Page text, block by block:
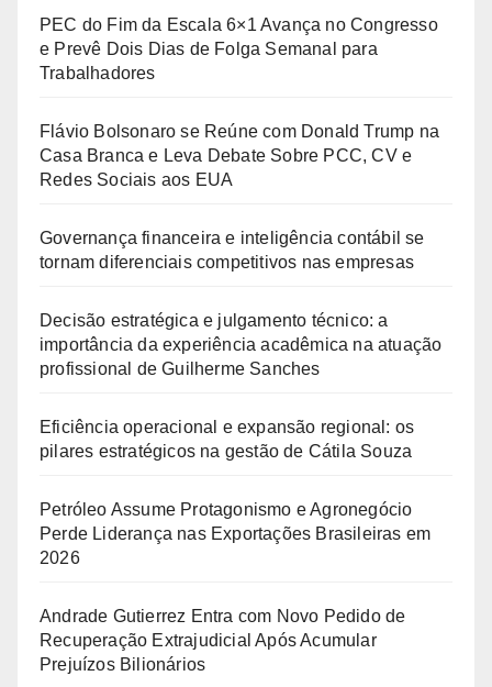
PEC do Fim da Escala 6×1 Avança no Congresso
e Prevê Dois Dias de Folga Semanal para
Trabalhadores
Flávio Bolsonaro se Reúne com Donald Trump na
Casa Branca e Leva Debate Sobre PCC, CV e
Redes Sociais aos EUA
Governança financeira e inteligência contábil se
tornam diferenciais competitivos nas empresas
Decisão estratégica e julgamento técnico: a
importância da experiência acadêmica na atuação
profissional de Guilherme Sanches
Eficiência operacional e expansão regional: os
pilares estratégicos na gestão de Cátila Souza
Petróleo Assume Protagonismo e Agronegócio
Perde Liderança nas Exportações Brasileiras em
2026
Andrade Gutierrez Entra com Novo Pedido de
Recuperação Extrajudicial Após Acumular
Prejuízos Bilionários